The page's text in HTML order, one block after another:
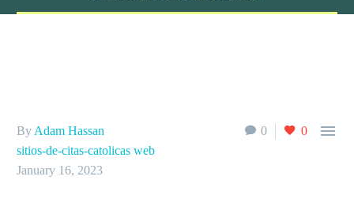
0 0 
By Adam Hassan
sitios-de-citas-catolicas web
January 16, 2023